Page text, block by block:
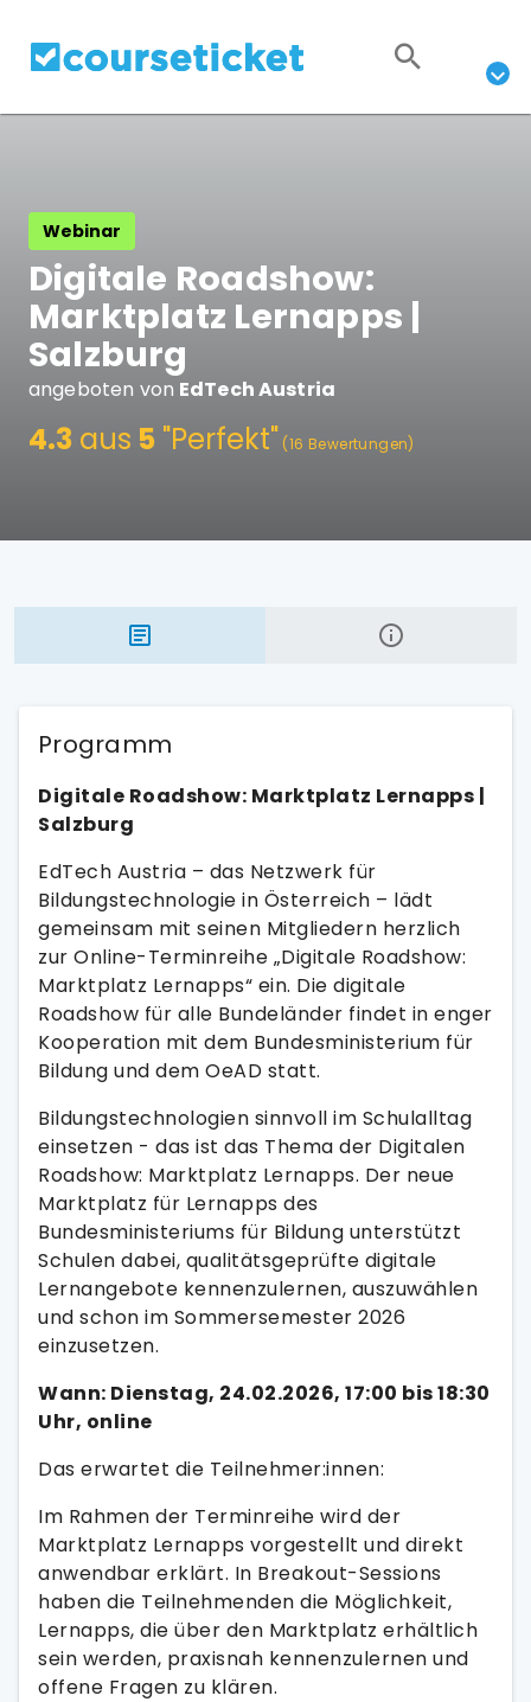
Webinar
Digitale Roadshow:
Marktplatz Lernapps |
Salzburg
angeboten von EdTech Austria
4.3 aus 5 "Perfekt" (16 Bewertungen)
Programm
Digitale Roadshow: Marktplatz Lernapps |
Salzburg
EdTech Austria – das Netzwerk für
Bildungstechnologie in Österreich – lädt
gemeinsam mit seinen Mitgliedern herzlich
zur Online-Terminreihe „Digitale Roadshow:
Marktplatz Lernapps“ ein. Die digitale
Roadshow für alle Bundeländer findet in enger
Kooperation mit dem Bundesministerium für
Bildung und dem OeAD statt.
Bildungstechnologien sinnvoll im Schulalltag
einsetzen - das ist das Thema der Digitalen
Roadshow: Marktplatz Lernapps. Der neue
Marktplatz für Lernapps des
Bundesministeriums für Bildung unterstützt
Schulen dabei, qualitätsgeprüfte digitale
Lernangebote kennenzulernen, auszuwählen
und schon im Sommersemester 2026
einzusetzen.
Wann: Dienstag, 24.02.2026, 17:00 bis 18:30
Uhr, online
Das erwartet die Teilnehmer:innen:
Im Rahmen der Terminreihe wird der
Marktplatz Lernapps vorgestellt und direkt
anwendbar erklärt. In Breakout-Sessions
haben die Teilnehmenden die Möglichkeit,
Lernapps, die über den Marktplatz erhältlich
sein werden, praxisnah kennenzulernen und
offene Fragen zu klären.